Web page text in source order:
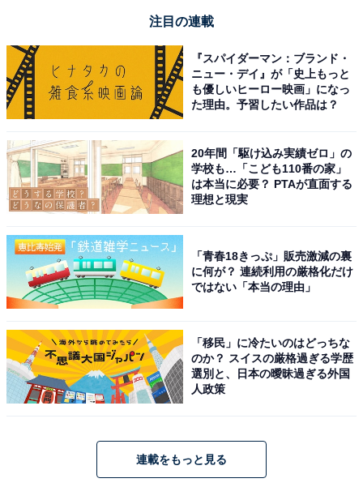
注目の連載
『スパイダーマン：ブランド・
ニュー・デイ』が「史上もっと
も優しいヒーロー映画」になっ
た理由。予習したい作品は？
20年間「駆け込み実績ゼロ」の
学校も…「こども110番の家」
は本当に必要？ PTAが直面する
理想と現実
「青春18きっぷ」販売激減の裏
に何が？ 連続利用の厳格化だけ
ではない「本当の理由」
「移民」に冷たいのはどっちな
のか？ スイスの厳格過ぎる学歴
選別と、日本の曖昧過ぎる外国
人政策
連載をもっと見る